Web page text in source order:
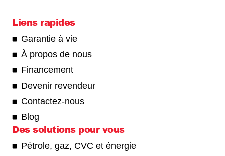
Liens rapides
Garantie à vie
À propos de nous
Financement
Devenir revendeur
Contactez-nous
Blog
Des solutions pour vous
Pétrole, gaz, CVC et énergie